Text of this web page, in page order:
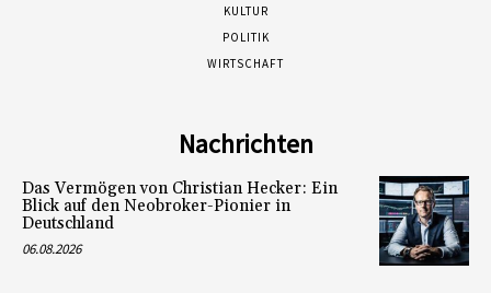
KULTUR
POLITIK
WIRTSCHAFT
Nachrichten
Das Vermögen von Christian Hecker: Ein
Blick auf den Neobroker-Pionier in
Deutschland
06.08.2026